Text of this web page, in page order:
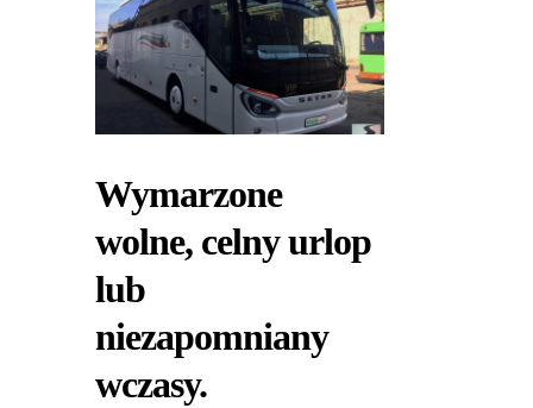
Wymarzone
wolne, celny urlop
lub
niezapomniany
wczasy.